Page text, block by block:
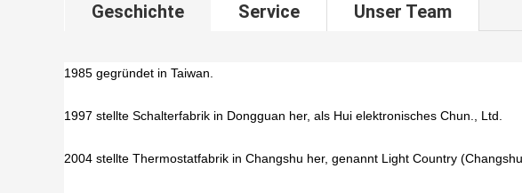
Geschichte Service Unser Team
1985 gegründet in Taiwan.
1997 stellte Schalterfabrik in Dongguan her, als Hui elektronisches Chun., Ltd.
2004 stellte Thermostatfabrik in Changshu her, genannt Light Country